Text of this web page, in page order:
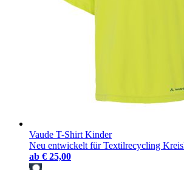
Vaude T-Shirt Kinder
Neu entwickelt für Textilrecycling
ab € 25,00